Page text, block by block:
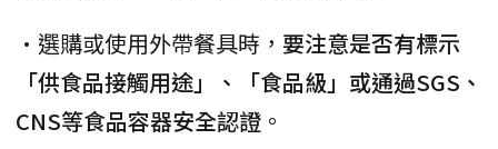
•選購或使用外帶餐具時， 要注意是否有標示
「供食品接觸用途」、「食品級」或通過SGS、
CNS等食品容器安全認證 。